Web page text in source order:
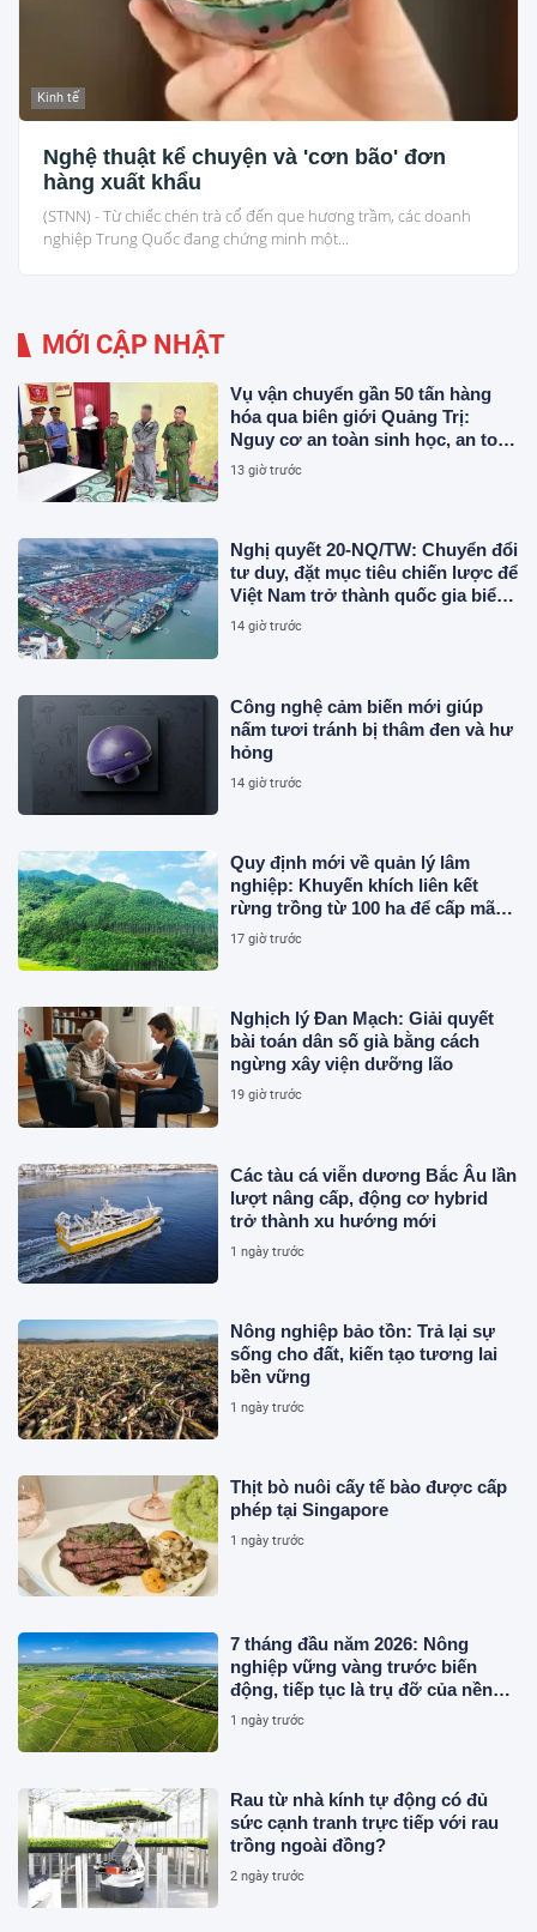
Kinh tế
Nghệ thuật kể chuyện và 'cơn bão' đơn
hàng xuất khẩu
(STNN) - Từ chiếc chén trà cổ đến que hương trầm, các doanh
nghiệp Trung Quốc đang chứng minh một...
MỚI CẬP NHẬT
Vụ vận chuyển gần 50 tấn hàng
hóa qua biên giới Quảng Trị:
Nguy cơ an toàn sinh học, an toàn
thực phẩm từ sản phẩm động vật
13 giờ trước
Nghị quyết 20-NQ/TW: Chuyển đổi
tư duy, đặt mục tiêu chiến lược để
Việt Nam trở thành quốc gia biển
mạnh
14 giờ trước
Công nghệ cảm biến mới giúp
nấm tươi tránh bị thâm đen và hư
hỏng
14 giờ trước
Quy định mới về quản lý lâm
nghiệp: Khuyến khích liên kết
rừng trồng từ 100 ha để cấp mã
số
17 giờ trước
Nghịch lý Đan Mạch: Giải quyết
bài toán dân số già bằng cách
ngừng xây viện dưỡng lão
19 giờ trước
Các tàu cá viễn dương Bắc Âu lần
lượt nâng cấp, động cơ hybrid
trở thành xu hướng mới
1 ngày trước
Nông nghiệp bảo tồn: Trả lại sự
sống cho đất, kiến tạo tương lai
bền vững
1 ngày trước
Thịt bò nuôi cấy tế bào được cấp
phép tại Singapore
1 ngày trước
7 tháng đầu năm 2026: Nông
nghiệp vững vàng trước biến
động, tiếp tục là trụ đỡ của nền
kinh tế
1 ngày trước
Rau từ nhà kính tự động có đủ
sức cạnh tranh trực tiếp với rau
trồng ngoài đồng?
2 ngày trước